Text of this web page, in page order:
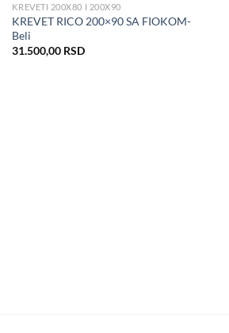
KREVETI 200X80 I 200X90
KREVET RICO 200×90 SA FIOKOM-
Beli
31.500,00 RSD